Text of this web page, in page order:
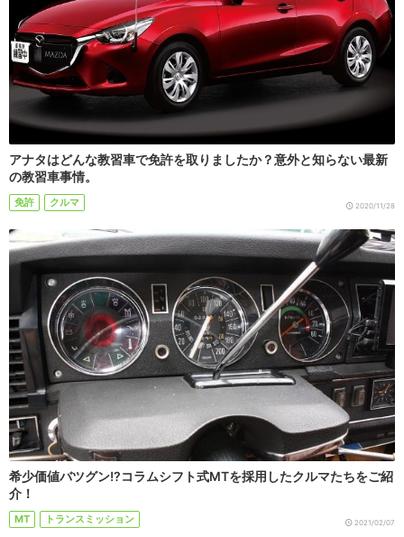
アナタはどんな教習車で免許を取りましたか？意外と知らない最新
の教習車事情。
免許 クルマ 2020/11/28
希少価値バツグン!?コラムシフト式MTを採用したクルマたちをご紹
介！
MT トランスミッション 2021/02/07